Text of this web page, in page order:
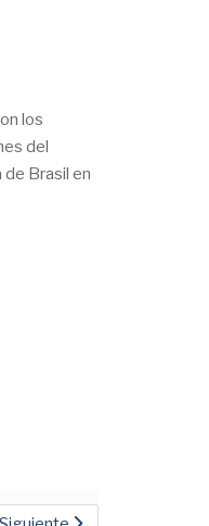
los
del
Brasil en